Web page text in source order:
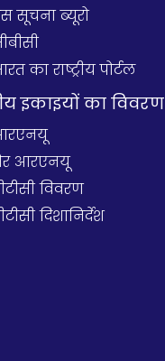
सूचना ब्यूरो
का राष्ट्रीय पोर्टल
इकाइयों का विवरण
आरएनयू
विवरण
दिशानिर्देश